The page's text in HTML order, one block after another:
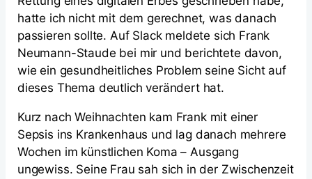
hatte ich nicht mit dem gerechnet, was danach
passieren sollte. Auf Slack meldete sich Frank
Neumann-Staude bei mir und berichtete davon,
wie ein gesundheitliches Problem seine Sicht auf
dieses Thema deutlich verändert hat.
Kurz nach Weihnachten kam Frank mit einer
Sepsis ins Krankenhaus und lag danach mehrere
Wochen im künstlichen Koma – Ausgang
ungewiss. Seine Frau sah sich in der Zwischenzeit